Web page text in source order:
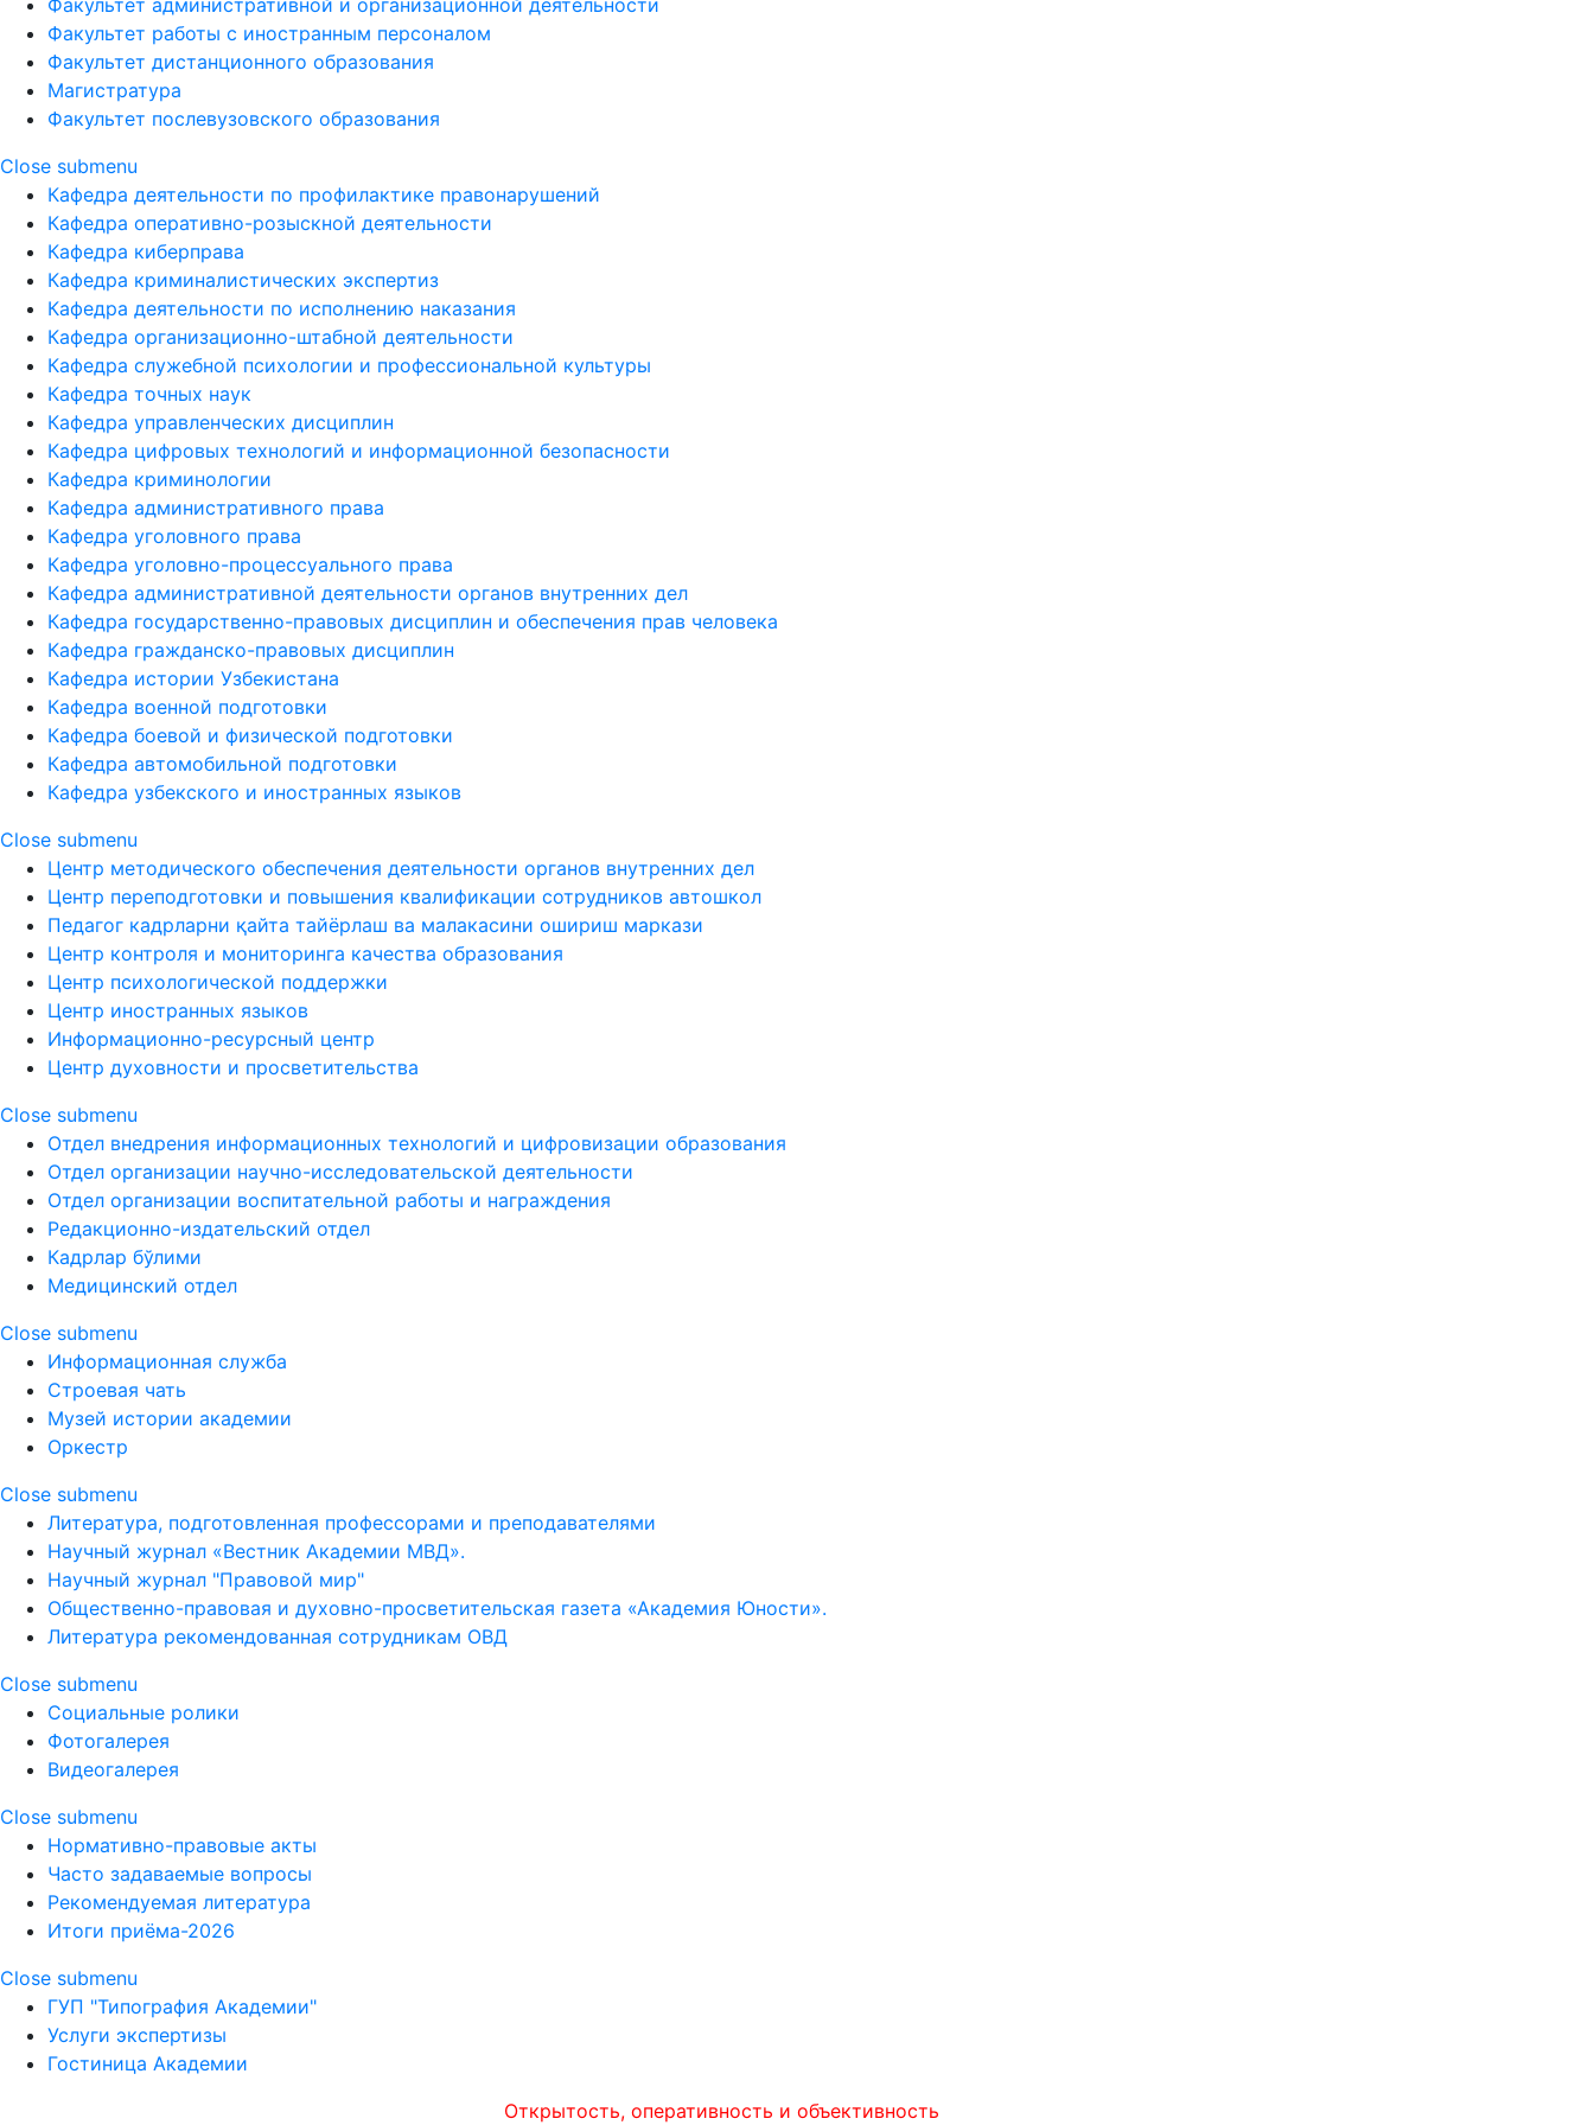
Факультет административной и организационной деятельности
Факультет работы с иностранным персоналом
Факультет дистанционного образования
Магистратура
Факультет послевузовского образования
Close submenu
Кафедра деятельности по профилактике правонарушений
Кафедра оперативно-розыскной деятельности
Кафедра киберправа
Кафедра криминалистических экспертиз
Кафедра деятельности по исполнению наказания
Кафедра организационно-штабной деятельности
Кафедра служебной психологии и профессиональной культуры
Кафедра точных наук
Кафедра управленческих дисциплин
Кафедра цифровых технологий и информационной безопасности
Кафедра криминологии
Кафедра административного права
Кафедра уголовного права
Кафедра уголовно-процессуального права
Кафедра административной деятельности органов внутренних дел
Кафедра государственно-правовых дисциплин и обеспечения прав человека
Кафедра гражданско-правовых дисциплин
Кафедра истории Узбекистана
Кафедра военной подготовки
Кафедра боевой и физической подготовки
Кафедра автомобильной подготовки
Кафедра узбекского и иностранных языков
Close submenu
Центр методического обеспечения деятельности органов внутренних дел
Центр переподготовки и повышения квалификации сотрудников автошкол
Педагог кадрларни қайта тайёрлаш ва малакасини ошириш маркази
Центр контроля и мониторинга качества образования
Центр психологической поддержки
Центр иностранных языков
Информационно-ресурсный центр
Центр духовности и просветительства
Close submenu
Отдел внедрения информационных технологий и цифровизации образования
Отдел организации научно-исследовательской деятельности
Отдел организации воспитательной работы и награждения
Редакционно-издательский отдел
Кадрлар бўлими
Медицинский отдел
Close submenu
Информационная служба
Строевая чать
Музей истории академии
Оркестр
Close submenu
Литература, подготовленная профессорами и преподавателями
Научный журнал «Вестник Академии МВД».
Научный журнал "Правовой мир"
Общественно-правовая и духовно-просветительская газета «Академия Юности».
Литература рекомендованная сотрудникам ОВД
Close submenu
Социальные ролики
Фотогалерея
Видеогалерея
Close submenu
Нормативно-правовые акты
Часто задаваемые вопросы
Рекомендуемая литература
Итоги приёма-2026
Close submenu
ГУП "Типография Академии"
Услуги экспертизы
Гостиница Академии
Открытость, оперативность и объективность